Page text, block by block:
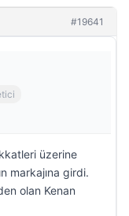
#19641
üzerine
markajına girdi.
olan Kenan